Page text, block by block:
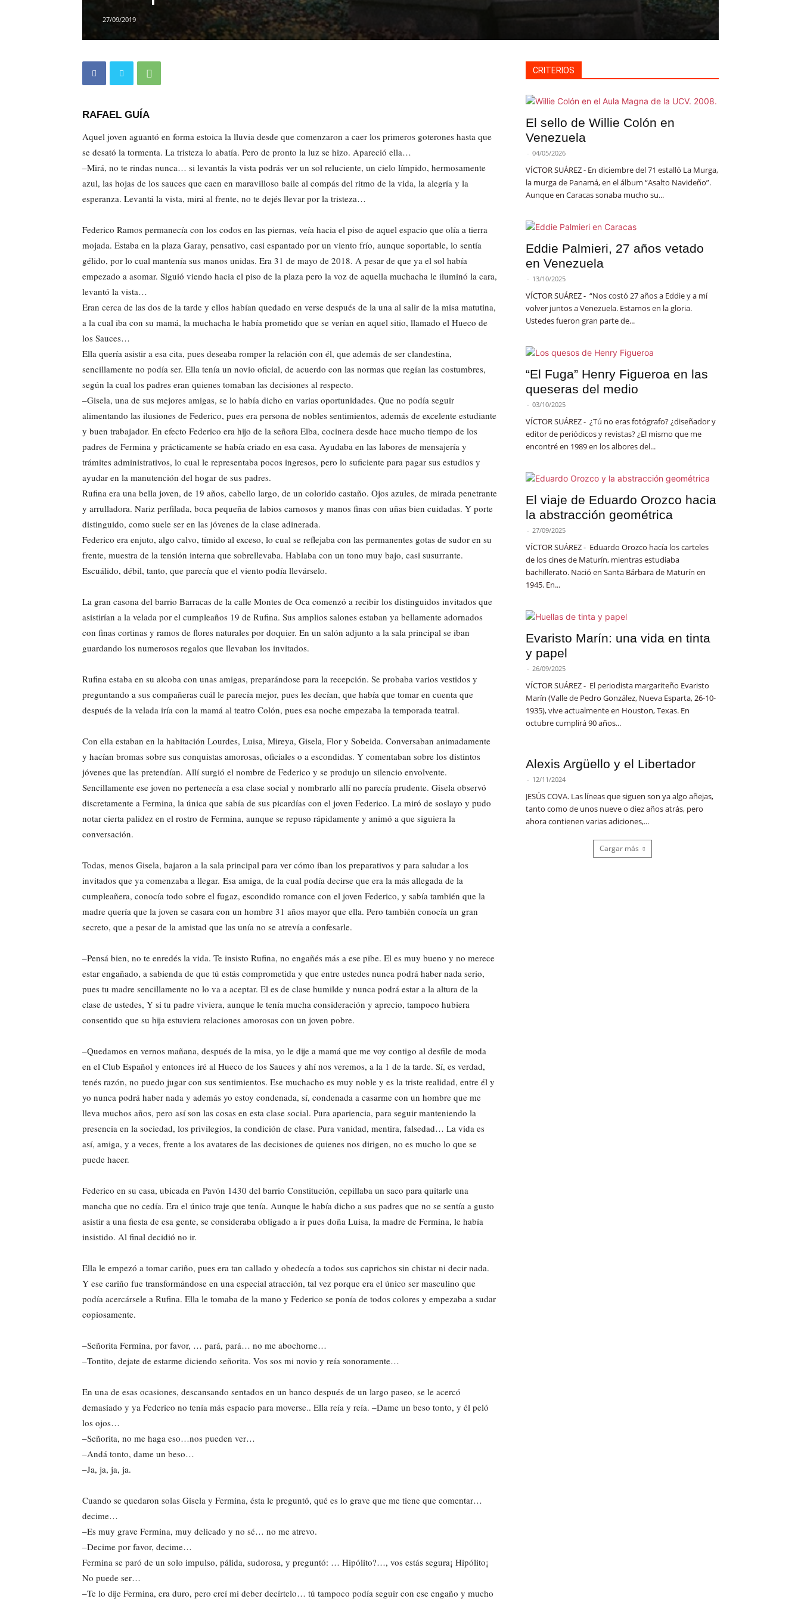
27/09/2019
RAFAEL GUÍA
Aquel joven aguantó en forma estoica la lluvia desde que comenzaron a caer los primeros goterones hasta que
se desató la tormenta. La tristeza lo abatía. Pero de pronto la luz se hizo. Apareció ella…
–Mirá, no te rindas nunca… si levantás la vista podrás ver un sol reluciente, un cielo límpido, hermosamente
azul, las hojas de los sauces que caen en maravilloso baile al compás del ritmo de la vida, la alegría y la
esperanza. Levantá la vista, mirá al frente, no te dejés llevar por la tristeza…
Federico Ramos permanecía con los codos en las piernas, veía hacia el piso de aquel espacio que olía a tierra
mojada. Estaba en la plaza Garay, pensativo, casi espantado por un viento frío, aunque soportable, lo sentía
gélido, por lo cual mantenía sus manos unidas. Era 31 de mayo de 2018. A pesar de que ya el sol había
empezado a asomar. Siguió viendo hacia el piso de la plaza pero la voz de aquella muchacha le iluminó la cara,
levantó la vista…
Eran cerca de las dos de la tarde y ellos habían quedado en verse después de la una al salir de la misa matutina,
a la cual iba con su mamá, la muchacha le había prometido que se verían en aquel sitio, llamado el Hueco de
los Sauces…
Ella quería asistir a esa cita, pues deseaba romper la relación con él, que además de ser clandestina,
sencillamente no podía ser. Ella tenía un novio oficial, de acuerdo con las normas que regían las costumbres,
según la cual los padres eran quienes tomaban las decisiones al respecto.
–Gisela, una de sus mejores amigas, se lo había dicho en varias oportunidades. Que no podía seguir
alimentando las ilusiones de Federico, pues era persona de nobles sentimientos, además de excelente estudiante
y buen trabajador. En efecto Federico era hijo de la señora Elba, cocinera desde hace mucho tiempo de los
padres de Fermina y prácticamente se había criado en esa casa. Ayudaba en las labores de mensajería y
trámites administrativos, lo cual le representaba pocos ingresos, pero lo suficiente para pagar sus estudios y
ayudar en la manutención del hogar de sus padres.
Rufina era una bella joven, de 19 años, cabello largo, de un colorido castaño. Ojos azules, de mirada penetrante
y arrulladora. Nariz perfilada, boca pequeña de labios carnosos y manos finas con uñas bien cuidadas. Y porte
distinguido, como suele ser en las jóvenes de la clase adinerada.
Federico era enjuto, algo calvo, tímido al exceso, lo cual se reflejaba con las permanentes gotas de sudor en su
frente, muestra de la tensión interna que sobrellevaba. Hablaba con un tono muy bajo, casi susurrante.
Escuálido, débil, tanto, que parecía que el viento podía llevárselo.
La gran casona del barrio Barracas de la calle Montes de Oca comenzó a recibir los distinguidos invitados que
asistirían a la velada por el cumpleaños 19 de Rufina. Sus amplios salones estaban ya bellamente adornados
con finas cortinas y ramos de flores naturales por doquier. En un salón adjunto a la sala principal se iban
guardando los numerosos regalos que llevaban los invitados.
Rufina estaba en su alcoba con unas amigas, preparándose para la recepción. Se probaba varios vestidos y
preguntando a sus compañeras cuál le parecía mejor, pues les decían, que había que tomar en cuenta que
después de la velada iría con la mamá al teatro Colón, pues esa noche empezaba la temporada teatral.
Con ella estaban en la habitación Lourdes, Luisa, Mireya, Gisela, Flor y Sobeida. Conversaban animadamente
y hacían bromas sobre sus conquistas amorosas, oficiales o a escondidas. Y comentaban sobre los distintos
jóvenes que las pretendían. Allí surgió el nombre de Federico y se produjo un silencio envolvente.
Sencillamente ese joven no pertenecía a esa clase social y nombrarlo allí no parecía prudente. Gisela observó
discretamente a Fermina, la única que sabía de sus picardías con el joven Federico. La miró de soslayo y pudo
notar cierta palidez en el rostro de Fermina, aunque se repuso rápidamente y animó a que siguiera la
conversación.
Todas, menos Gisela, bajaron a la sala principal para ver cómo iban los preparativos y para saludar a los
invitados que ya comenzaba a llegar. Esa amiga, de la cual podía decirse que era la más allegada de la
cumpleañera, conocía todo sobre el fugaz, escondido romance con el joven Federico, y sabía también que la
madre quería que la joven se casara con un hombre 31 años mayor que ella. Pero también conocía un gran
secreto, que a pesar de la amistad que las unía no se atrevía a confesarle.
–Pensá bien, no te enredés la vida. Te insisto Rufina, no engañés más a ese pibe. El es muy bueno y no merece
estar engañado, a sabienda de que tú estás comprometida y que entre ustedes nunca podrá haber nada serio,
pues tu madre sencillamente no lo va a aceptar. El es de clase humilde y nunca podrá estar a la altura de la
clase de ustedes, Y si tu padre viviera, aunque le tenía mucha consideración y aprecio, tampoco hubiera
consentido que su hija estuviera relaciones amorosas con un joven pobre.
–Quedamos en vernos mañana, después de la misa, yo le dije a mamá que me voy contigo al desfile de moda
en el Club Español y entonces iré al Hueco de los Sauces y ahí nos veremos, a la 1 de la tarde. Sí, es verdad,
tenés razón, no puedo jugar con sus sentimientos. Ese muchacho es muy noble y es la triste realidad, entre él y
yo nunca podrá haber nada y además yo estoy condenada, sí, condenada a casarme con un hombre que me
lleva muchos años, pero así son las cosas en esta clase social. Pura apariencia, para seguir manteniendo la
presencia en la sociedad, los privilegios, la condición de clase. Pura vanidad, mentira, falsedad… La vida es
así, amiga, y a veces, frente a los avatares de las decisiones de quienes nos dirigen, no es mucho lo que se
puede hacer.
Federico en su casa, ubicada en Pavón 1430 del barrio Constitución, cepillaba un saco para quitarle una
mancha que no cedía. Era el único traje que tenía. Aunque le había dicho a sus padres que no se sentía a gusto
asistir a una fiesta de esa gente, se consideraba obligado a ir pues doña Luisa, la madre de Fermina, le había
insistido. Al final decidió no ir.
Ella le empezó a tomar cariño, pues era tan callado y obedecía a todos sus caprichos sin chistar ni decir nada.
Y ese cariño fue transformándose en una especial atracción, tal vez porque era el único ser masculino que
podía acercársele a Rufina. Ella le tomaba de la mano y Federico se ponía de todos colores y empezaba a sudar
copiosamente.
–Señorita Fermina, por favor, … pará, pará… no me abochorne…
–Tontito, dejate de estarme diciendo señorita. Vos sos mi novio y reía sonoramente…
En una de esas ocasiones, descansando sentados en un banco después de un largo paseo, se le acercó
demasiado y ya Federico no tenía más espacio para moverse.. Ella reía y reía. –Dame un beso tonto, y él peló
los ojos…
–Señorita, no me haga eso…nos pueden ver…
–Andá tonto, dame un beso…
–Ja, ja, ja, ja.
Cuando se quedaron solas Gisela y Fermina, ésta le preguntó, qué es lo grave que me tiene que comentar…
decime…
–Es muy grave Fermina, muy delicado y no sé… no me atrevo.
–Decime por favor, decime…
Fermina se paró de un solo impulso, pálida, sudorosa, y preguntó: … Hipólito?…, vos estás segura¡ Hipólito¡
No puede ser…
–Te lo dije Fermina, era duro, pero creí mi deber decírtelo… tú tampoco podía seguir con ese engaño y mucho
CRITERIOS
El sello de Willie Colón en
Venezuela
- 04/05/2026
VÍCTOR SUÁREZ - En diciembre del 71 estalló La Murga,
la murga de Panamá, en el álbum “Asalto Navideño”.
Aunque en Caracas sonaba mucho su...
Eddie Palmieri, 27 años vetado
en Venezuela
- 13/10/2025
VÍCTOR SUÁREZ - “Nos costó 27 años a Eddie y a mí
volver juntos a Venezuela. Estamos en la gloria.
Ustedes fueron gran parte de...
“El Fuga” Henry Figueroa en las
queseras del medio
- 03/10/2025
VÍCTOR SUÁREZ - ¿Tú no eras fotógrafo? ¿diseñador y
editor de periódicos y revistas? ¿El mismo que me
encontré en 1989 en los albores del...
El viaje de Eduardo Orozco hacia
la abstracción geométrica
- 27/09/2025
VÍCTOR SUÁREZ - Eduardo Orozco hacía los carteles
de los cines de Maturín, mientras estudiaba
bachillerato. Nació en Santa Bárbara de Maturín en
1945. En...
Evaristo Marín: una vida en tinta
y papel
- 26/09/2025
VÍCTOR SUÁREZ - El periodista margariteño Evaristo
Marín (Valle de Pedro González, Nueva Esparta, 26-10-
1935), vive actualmente en Houston, Texas. En
octubre cumplirá 90 años...
Alexis Argüello y el Libertador
- 12/11/2024
JESÚS COVA. Las líneas que siguen son ya algo añejas,
tanto como de unos nueve o diez años atrás, pero
ahora contienen varias adiciones,...
Cargar más